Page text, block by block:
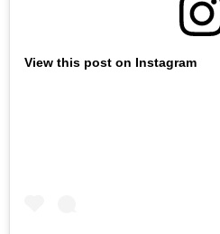
View this post on Instagram